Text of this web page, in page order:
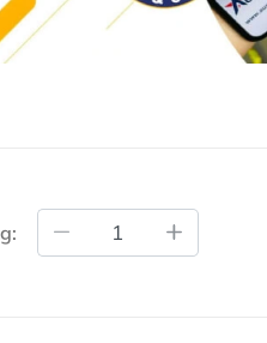
| Hàng Úc chính hãng